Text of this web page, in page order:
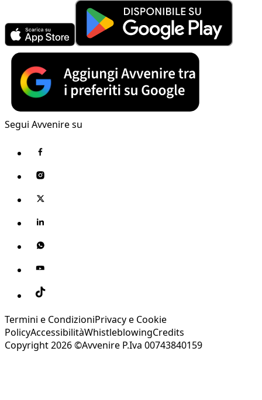
Segui Avvenire su
Termini e CondizioniPrivacy e Cookie
PolicyAccessibilitàWhistleblowingCredits
Copyright 2026 ©Avvenire P.Iva 00743840159